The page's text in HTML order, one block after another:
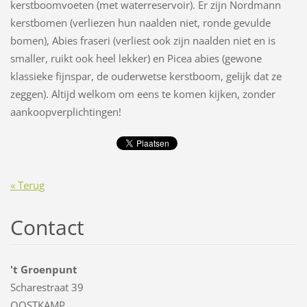
kerstboomvoeten (met waterreservoir). Er zijn Nordmann
kerstbomen (verliezen hun naalden niet, ronde gevulde
bomen), Abies fraseri (verliest ook zijn naalden niet en is
smaller, ruikt ook heel lekker) en Picea abies (gewone
klassieke fijnspar, de ouderwetse kerstboom, gelijk dat ze
zeggen). Altijd welkom om eens te komen kijken, zonder
aankoopverplichtingen!
« Terug
Contact
't Groenpunt
Scharestraat 39